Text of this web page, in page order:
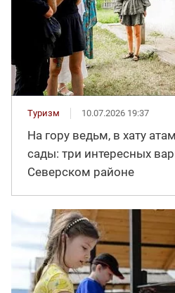
Туризм 10.07.2026 19:37
На гору ведьм, в хату
сады: три интересных
Северском районе